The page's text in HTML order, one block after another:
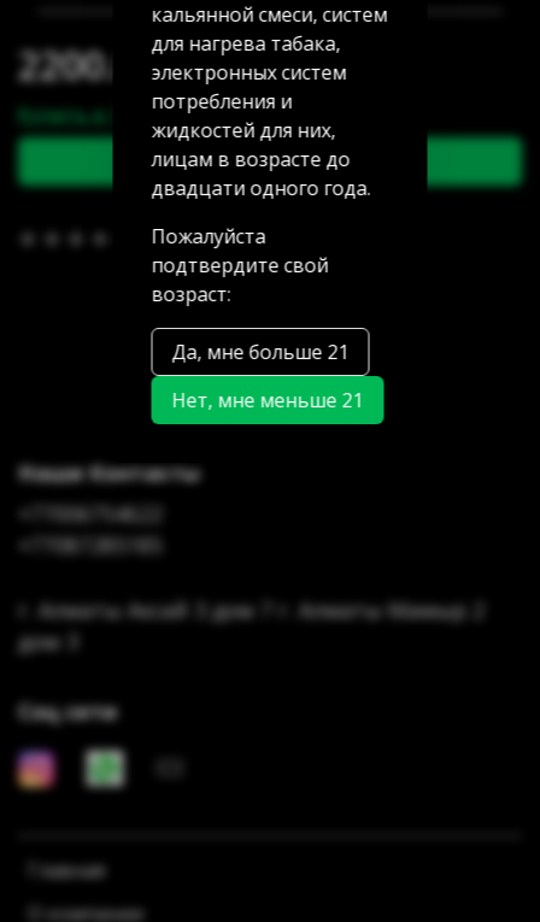
(0) В избранное
2200.00 тг
Купить в 1 клик
В корзину
Главная
О компании
Наши Контакты
+77006754622
+77087285185
г. Алматы Аксай 3 дом 7 г. Алматы Мамыр 2
дом 3
Соц сети
кальянной смеси, систем
для нагрева табака,
электронных систем
потребления и
жидкостей для них,
лицам в возрасте до
двадцати одного года.
Пожалуйста
подтвердите свой
возраст:
Да, мне больше 21
Нет, мне меньше 21